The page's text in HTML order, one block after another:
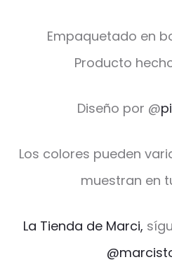
Empaquetado en
Producto
Diseño por @
Los colores pueden
muestran en
La Tienda de Marci,